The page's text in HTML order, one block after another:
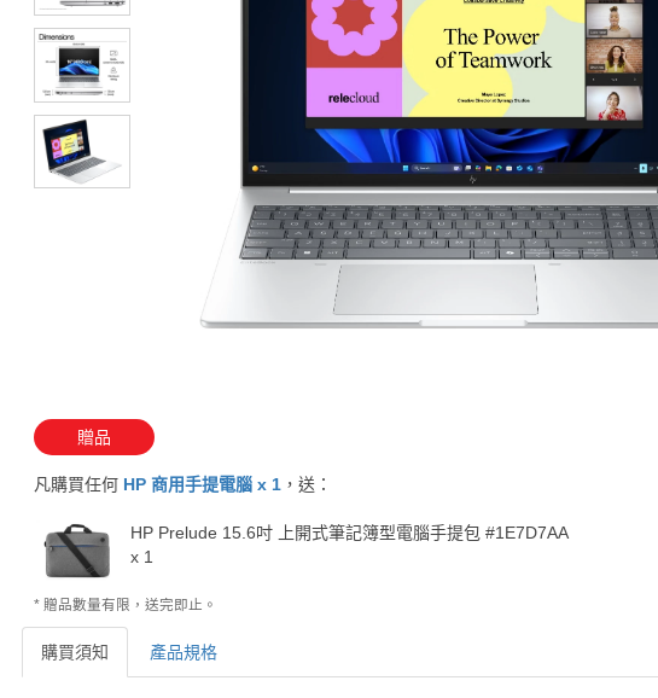
贈品
凡購買任何 HP 商用手提電腦 x 1 ，送：
HP Prelude 15.6吋 上開式筆記簿型電腦手提包 #1E7D7AA
x 1
* 贈品數量有限，送完即止。
購買須知 產品規格